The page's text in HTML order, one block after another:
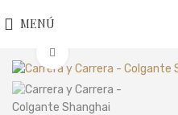
MENÚ